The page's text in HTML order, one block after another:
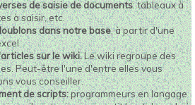
de saisie de documents: tableaux à
à saisir, etc.
dans notre base, à partir d'une
sur le wiki.Le wiki regroupe des
Peut-être l'une d'entre elles vous
vous conseiller.
de scripts:programmeurs en langage